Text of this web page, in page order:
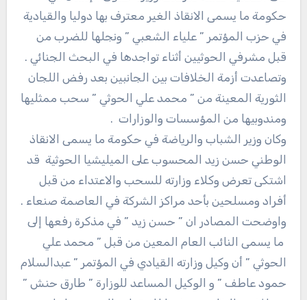
حكومة ما يسمى الانقاذ الغير معترف بها دوليا والقيادية
في حزب المؤتمر ” علياء الشعبي ” ونجلها للضرب من
قبل مشرفي الحوثيين أثناء تواجدها في البحث الجنائي .
وتصاعدت أزمة الخلافات بين الجانبين بعد رفض اللجان
الثورية المعينة من ” محمد علي الحوثي ” سحب ممثليها
ومندوبيها من المؤسسات والوزارات .
وكان وزير الشباب والرياضة في حكومة ما يسمى الانقاذ
الوطني حسن زيد المحسوب على الميليشيا الحوثية قد
اشتكى تعرض وكلاء وزارته للسحب والاعتداء من قبل
أفراد ومسلحين بأحد مراكز الشركة في العاصمة صنعاء .
واوضحت المصادر ان ” حسن زيد ” في مذكرة رفعها إلى
ما يسمى النائب العام المعين من قبل ” محمد علي
الحوثي ” أن وكيل وزارته القيادي في المؤتمر ” عبدالسلام
حمود عاطف ” و الوكيل المساعد للوزارة ” طارق حنش ”